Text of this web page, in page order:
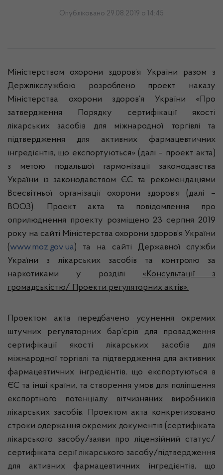
Опубліковано 29.08.2019 о 14:45
Міністерством охорони здоров’я України разом з
Держлікслужбою розроблено проект наказу
Міністерства охорони здоров’я України «Про
затвердження Порядку сертифікації якості
лікарських засобів для міжнародної торгівлі та
підтвердження для активних фармацевтичних
інгредієнтів, що експортуються» (далі – проект акта)
з метою подальшої гармонізації законодавства
України із законодавством ЄС та рекомендаціями
Всесвітньої організації охорони здоров’я (далі –
ВООЗ). Проект акта та повідомлення про
оприлюднення проекту розміщено 23 серпня 2019
року на сайті Міністерства охорони здоров’я України
(www.moz.gov.ua) та на сайті Державної служби
України з лікарських засобів та контролю за
наркотиками у розділі «Консультації з
громадськістю/ Проекти регуляторних актів».
Проектом акта передбачено усунення окремих
штучних регуляторних бар’єрів для провадження
сертифікації якості лікарських засобів для
міжнародної торгівлі та підтвердження для активних
фармацевтичних інгредієнтів, що експортуються в
ЄС та інші країни, та створення умов для поліпшення
експортного потенціалу вітчизняних виробників
лікарських засобів. Проектом акта конкретизовано
строки одержання окремих документів (сертифіката
лікарського засобу/заяви про ліцензійний статус/
сертифіката серії лікарського засобу/підтвердження
для активних фармацевтичних інгредієнтів, що